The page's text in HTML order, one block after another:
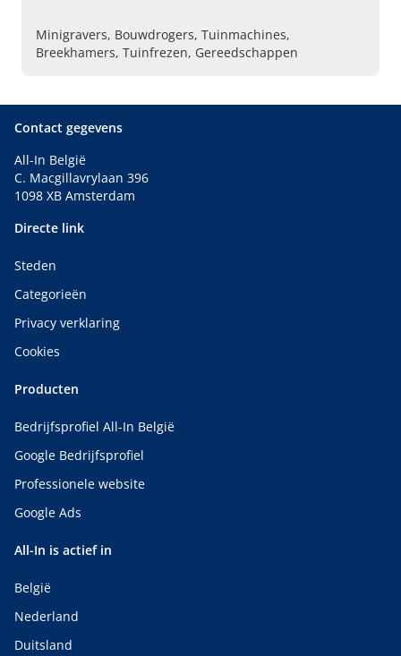
Minigravers, Bouwdrogers, Tuinmachines,
Breekhamers, Tuinfrezen, Gereedschappen
Contact gegevens
All-In België
C. Macgillavrylaan 396
1098 XB Amsterdam
Directe link
Steden
Categorieën
Privacy verklaring
Cookies
Producten
Bedrijfsprofiel All-In België
Google Bedrijfsprofiel
Professionele website
Google Ads
All-In is actief in
België
Nederland
Duitsland